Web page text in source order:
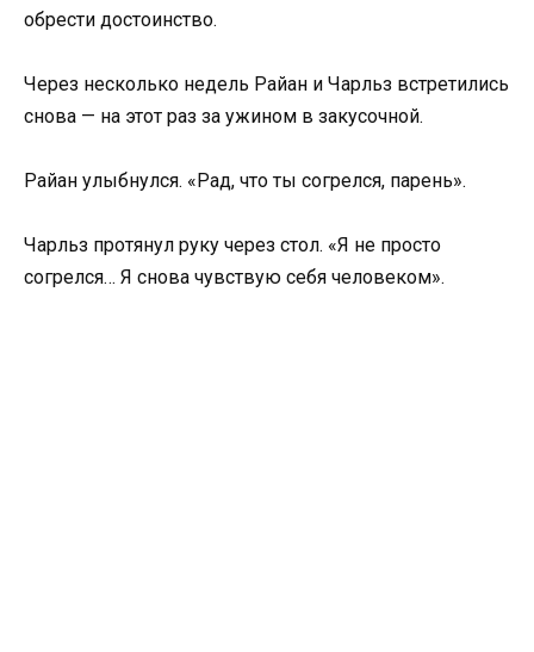
обрести достоинство.
Через несколько недель Райан и Чарльз встретились
снова — на этот раз за ужином в закусочной.
Райан улыбнулся. «Рад, что ты согрелся, парень».
Чарльз протянул руку через стол. «Я не просто
согрелся… Я снова чувствую себя человеком».